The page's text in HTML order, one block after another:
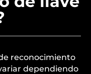
reconocimiento
dependiendo